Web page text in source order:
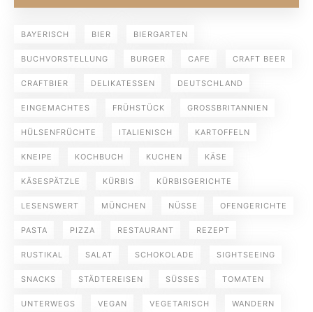
BAYERISCH BIER BIERGARTEN
BUCHVORSTELLUNG BURGER CAFE CRAFT BEER
CRAFTBIER DELIKATESSEN DEUTSCHLAND
EINGEMACHTES FRÜHSTÜCK GROSSBRITANNIEN
HÜLSENFRÜCHTE ITALIENISCH KARTOFFELN
KNEIPE KOCHBUCH KUCHEN KÄSE
KÄSESPÄTZLE KÜRBIS KÜRBISGERICHTE
LESENSWERT MÜNCHEN NÜSSE OFENGERICHTE
PASTA PIZZA RESTAURANT REZEPT
RUSTIKAL SALAT SCHOKOLADE SIGHTSEEING
SNACKS STÄDTEREISEN SÜSSES TOMATEN
UNTERWEGS VEGAN VEGETARISCH WANDERN